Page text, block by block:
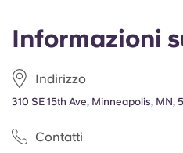
Informazioni
Indirizzo
310 SE 15th Ave, Minneapolis, MN,
Contatti